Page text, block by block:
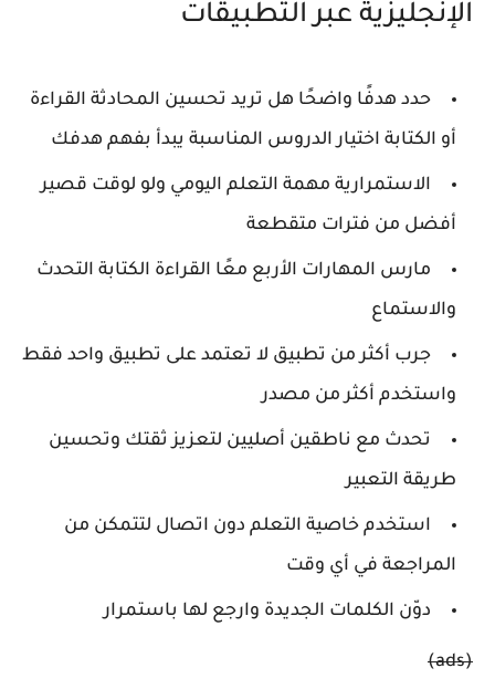
الإنجليزية عبر التطبيقات
حدد هدفًا واضحًا هل تريد تحسين المحادثة القراءة
أو الكتابة اختيار الدروس المناسبة يبدأ بفهم هدفك
الاستمرارية مهمة التعلم اليومي ولو لوقت قصير
أفضل من فترات متقطعة
مارس المهارات الأربع معًا القراءة الكتابة التحدث
والاستماع
جرب أكثر من تطبيق لا تعتمد على تطبيق واحد فقط
واستخدم أكثر من مصدر
تحدث مع ناطقين أصليين لتعزيز ثقتك وتحسين
طريقة التعبير
استخدم خاصية التعلم دون اتصال لتتمكن من
المراجعة في أي وقت
دوّن الكلمات الجديدة وارجع لها باستمرار
(ads)